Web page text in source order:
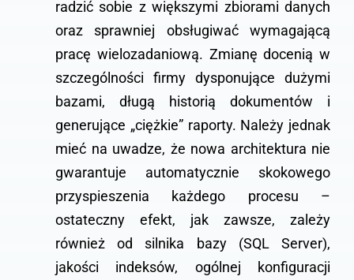
radzić sobie z większymi zbiorami danych
oraz sprawniej obsługiwać wymagającą
pracę wielozadaniową. Zmianę docenią w
szczególności firmy dysponujące dużymi
bazami, długą historią dokumentów i
generujące „ciężkie” raporty. Należy jednak
mieć na uwadze, że nowa architektura nie
gwarantuje automatycznie skokowego
przyspieszenia każdego procesu –
ostateczny efekt, jak zawsze, zależy
również od silnika bazy (SQL Server),
jakości indeksów, ogólnej konfiguracji